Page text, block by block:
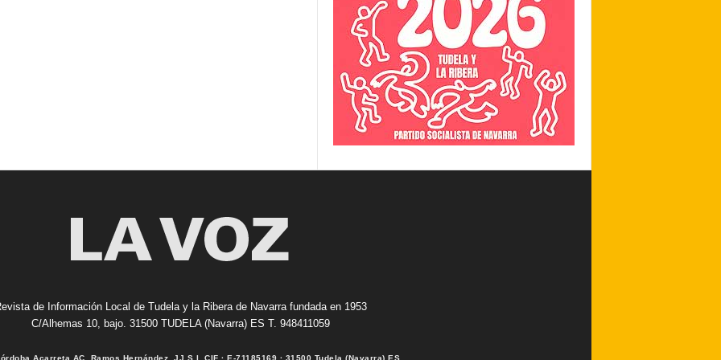
de Información Local de Tudela y la Ribera de Navarra fundada en 1953
C/Alhemas 10, bajo. 31500 TUDELA (Navarra) ES T. 948411059
Acarreta AC, Ramos Hernández, JJ S.I. CIF · E-71185169 · 31500 Tudela (Navarra) ES